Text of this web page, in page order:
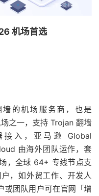
机场首选
的机场服务商，也是
之一，支持 Trojan 翻墙
入，亚马逊 Global
由海外团队运作，套
，全球 64+ 专线节点支
，如外贸工作、开发人
或团队用户可在官网「增